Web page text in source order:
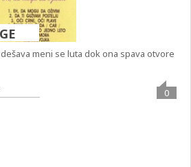
meni se luta dok ona spava otvore
0